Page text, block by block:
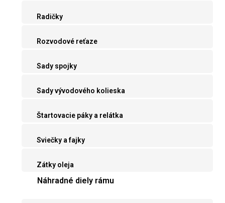
Radičky
Rozvodové reťaze
Sady spojky
Sady vývodového kolieska
Štartovacie páky a relátka
Sviečky a fajky
Zátky oleja
Náhradné diely rámu